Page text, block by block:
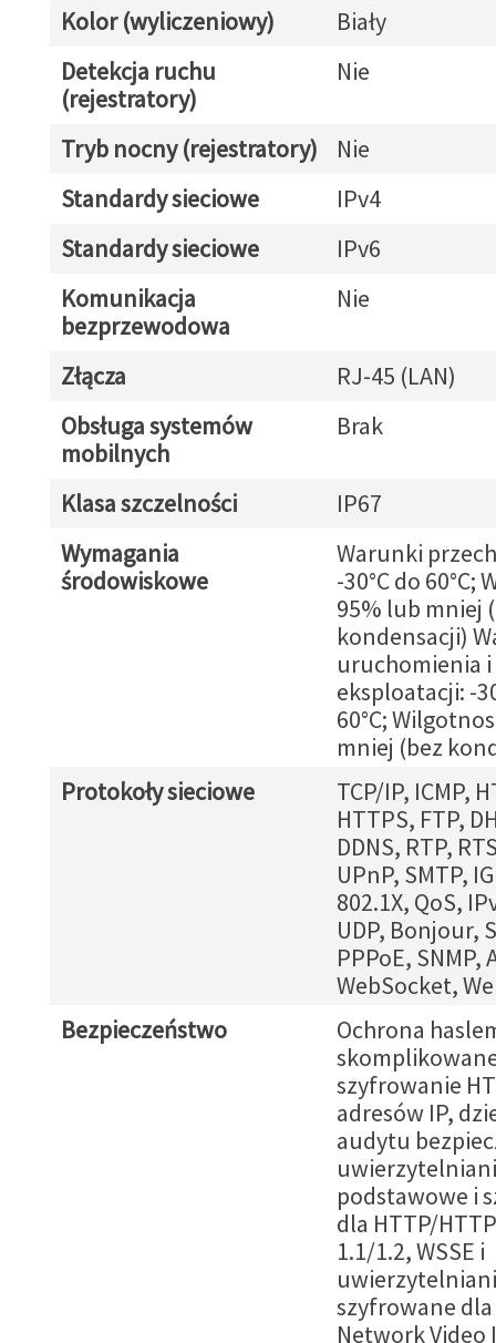
Kolor (wyliczeniowy)
Biały
Detekcja ruchu
(rejestratory)
Nie
Tryb nocny (rejestratory)
Nie
Standardy sieciowe
IPv4
Standardy sieciowe
IPv6
Komunikacja
bezprzewodowa
Nie
Złącza
RJ-45 (LAN)
Obsługa systemów
mobilnych
Brak
Klasa szczelności
IP67
Wymagania
środowiskowe
Warunki
-30°C do 60°C;
95% lub mniej
kondensacji)
uruchomienia i
eksploatacji: -
60°C;
mniej (bez
Protokoły sieciowe
TCP/IP, ICMP,
HTTPS, FTP,
DDNS, RTP,
UPnP, SMTP,
802.1X, QoS,
UDP, Bonjour,
PPPoE, SNMP,
WebSocket,
Bezpieczeństwo
Ochrona
szyfrowanie
adresów IP,
audytu
podstawowe i
dla HTTP/
1.1/1.2, WSSE i
szyfrowane
Network